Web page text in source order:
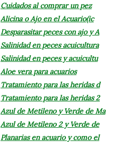
Cuidados al comprar un pez
Alicina o Ajo en el Acuario(ic
Desparasitar peces con ajo y A
Salinidad en peces acuicultura
Salinidad en peces y acuicultu
Aloe vera para acuarios
Tratamiento para las heridas d
Tratamiento para las heridas 2
Azul de Metileno y Verde de Ma
Azul de Metileno 2 y Verde de
Planarias en acuario y como el